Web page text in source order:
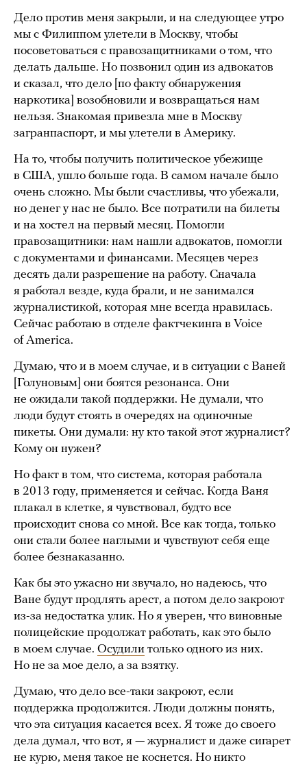
Дело против меня закрыли, и на следующее утро
мы с Филиппом улетели в Москву, чтобы
посоветоваться с правозащитниками о том, что
делать дальше. Но позвонил один из адвокатов
и сказал, что дело [по факту обнаружения
наркотика] возобновили и возвращаться нам
нельзя. Знакомая привезла мне в Москву
загранпаспорт, и мы улетели в Америку.
На то, чтобы получить политическое убежище
в США, ушло больше года. В самом начале было
очень сложно. Мы были счастливы, что убежали,
но денег у нас не было. Все потратили на билеты
и на хостел на первый месяц. Помогли
правозащитники: нам нашли адвокатов, помогли
с документами и финансами. Месяцев через
десять дали разрешение на работу. Сначала
я работал везде, куда брали, и не занимался
журналистикой, которая мне всегда нравилась.
Сейчас работаю в отделе фактчекинга в Voice
of America.
Думаю, что и в моем случае, и в ситуации с Ваней
[Голуновым] они боятся резонанса. Они
не ожидали такой поддержки. Не думали, что
люди будут стоять в очередях на одиночные
пикеты. Они думали: ну кто такой этот журналист?
Кому он нужен?
Но факт в том, что система, которая работала
в 2013 году, применяется и сейчас. Когда Ваня
плакал в клетке, я чувствовал, будто все
происходит снова со мной. Все как тогда, только
они стали более наглыми и чувствуют себя еще
более безнаказанно.
Как бы это ужасно ни звучало, но надеюсь, что
Ване будут продлять арест, а потом дело закроют
из-за недостатка улик. Но я уверен, что виновные
полицейские продолжат работать, как это было
в моем случае. Осудили только одного из них.
Но не за мое дело, а за взятку.
Думаю, что дело все-таки закроют, если
поддержка продолжится. Люди должны понять,
что эта ситуация касается всех. Я тоже до своего
дела думал, что вот, я — журналист и даже сигарет
не курю, меня такое не коснется. Но никто